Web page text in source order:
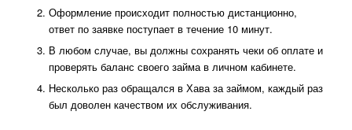
Оформление происходит полностью дистанционно,
ответ по заявке поступает в течение 10 минут.
В любом случае, вы должны сохранять чеки об оплате и
проверять баланс своего займа в личном кабинете.
Несколько раз обращался в Хава за займом, каждый раз
был доволен качеством их обслуживания.